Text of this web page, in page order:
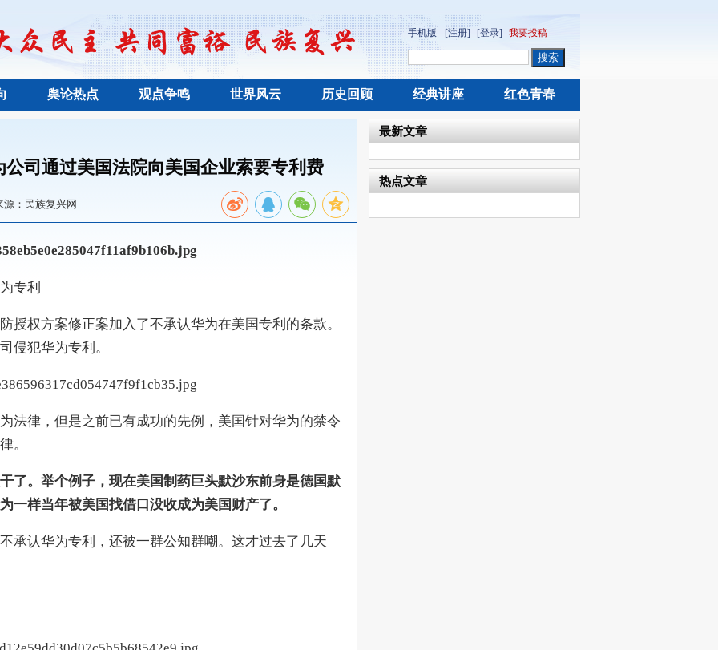
手机版 [注册] [登录] 我要投稿
舆论热点 观点争鸣 世界风云 历史回顾 经典讲座 红色青春
司通过美国法院向美国企业索要专利费
源：民族复兴网
专利
权方案修正案加入了不承认华为在美国专利的条款。
侵犯华为专利。
律，但是之前已有成功的先例，美国针对华为的禁令
。
。举个例子，现在美国制药巨头默沙东前身是德国默
一样当年被美国找借口没收成为美国财产了。
认华为专利，还被一群公知群嘲。这才过去了几天
最新文章
热点文章